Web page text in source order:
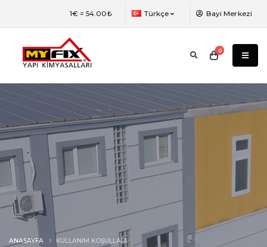
Web sayfasının dili değiştirildi. En verimli
halini görüntülemek için sayfayı
yenilemeniz gerekmektedir.
1€ =54.00₺ Türkçe Bayi Merkezi
0
ANASAYFA KULLANIM KOŞULLARI